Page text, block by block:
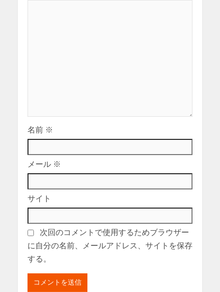
名前 ※
メール ※
サイト
次回のコメントで使用するためブラウザー
に自分の名前、メールアドレス、サイトを保存
する。